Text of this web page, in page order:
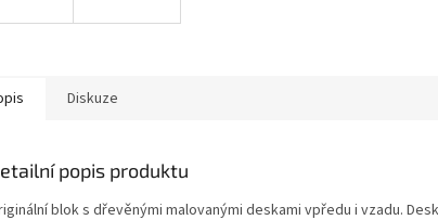
Diskuze
popis produktu
blok s dřevěnými malovanými deskami vpředu i vzadu.